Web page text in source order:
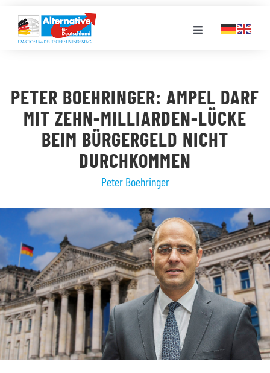
Inhalt
springen
Toggle
LANDESGRUPPEN
VERANSTALTUNGEN
STELLENPORTAL
MEDIATHEK
PETER BOEHRINGER: AMPEL DARF
MIT ZEHN-MILLIARDEN-LÜCKE
BEIM BÜRGERGELD NICHT
DURCHKOMMEN
Peter Boehringer